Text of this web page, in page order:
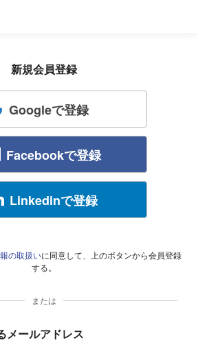
新規会員登録
Googleで登録
Facebookで登録
Linkedinで登録
の取扱いに同意して、上のボタンから会員登録
する。
または
メールアドレス